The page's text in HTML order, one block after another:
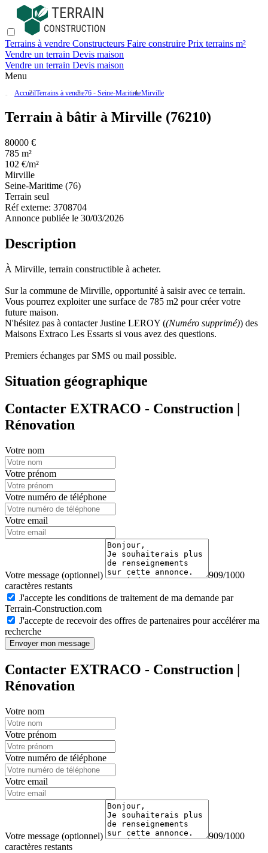
Terrains à vendre Constructeurs Faire construire Prix terrains m²
Vendre un terrain Devis maison
Vendre un terrain Devis maison
Menu
AccueilTerrains à vendre76 - Seine-MaritimeMirville
Terrain à bâtir à Mirville (76210)
80000 €
785 m²
102 €/m²
Mirville
Seine-Maritime (76)
Terrain seul
Réf externe: 3708704
Annonce publiée le 30/03/2026
Description
À Mirville, terrain constructible à acheter.
Sur la commune de Mirville, opportunité à saisir avec ce terrain.
Vous pourrez exploiter une surface de 785 m2 pour créer votre
future maison.
N'hésitez pas à contacter Justine LEROY ((Numéro supprimé)) des
Maisons Extraco Les Essarts si vous avez des questions.
Premiers échanges par SMS ou mail possible.
Situation géographique
Contacter EXTRACO - Construction |
Rénovation
Votre nom
Votre prénom
Votre numéro de téléphone
Votre email
Votre message (optionnel)
909/1000
caractères restants
J'accepte les conditions de traitement de ma demande par
Terrain-Construction.com
J'accepte de recevoir des offres de partenaires pour accélérer ma
recherche
Envoyer mon message
Contacter EXTRACO - Construction |
Rénovation
Votre nom
Votre prénom
Votre numéro de téléphone
Votre email
Votre message (optionnel)
909/1000
caractères restants